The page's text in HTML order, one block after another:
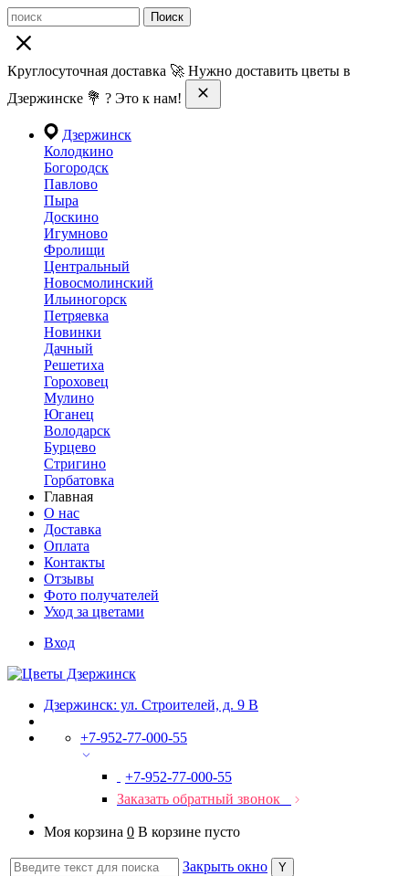
Поиск
Круглосуточная доставка 🚀 Нужно доставить цветы в
Дзержинске 💐 ? Это к нам!
Дзержинск
Колодкино
Богородск
Павлово
Пыра
Доскино
Игумново
Фролищи
Центральный
Новосмолинский
Ильиногорск
Петряевка
Новинки
Дачный
Решетиха
Гороховец
Мулино
Юганец
Володарск
Бурцево
Стригино
Горбатовка
Главная
О нас
Доставка
Оплата
Контакты
Отзывы
Фото получателей
Уход за цветами
Вход
Дзержинск: ул. Строителей, д. 9 В
+7-952-77-000-55
+7-952-77-000-55
Заказать обратный звонок
Моя корзина 0 В корзине пусто
Закрыть окно